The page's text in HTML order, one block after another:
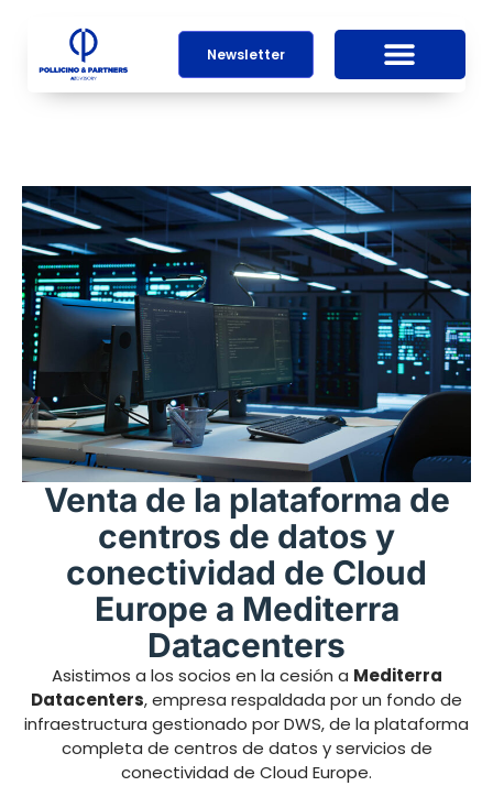
Newsletter
Venta de la plataforma de
centros de datos y
conectividad de Cloud
Europe a Mediterra
Datacenters
Asistimos a los socios en la cesión a Mediterra
Datacenters, empresa respaldada por un fondo de
infraestructura gestionado por DWS, de la plataforma
completa de centros de datos y servicios de
conectividad de Cloud Europe.